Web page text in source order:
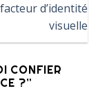
d’identité
visuelle
CONFIER
?”